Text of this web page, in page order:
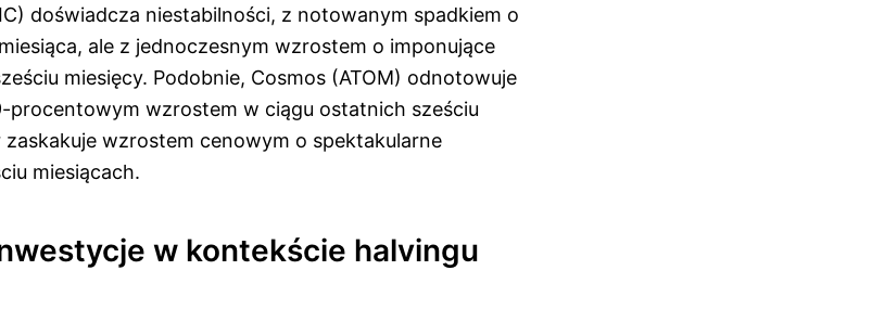
doświadcza niestabilności, z notowanym spadkiem o
ale z jednoczesnym wzrostem o imponujące
miesięcy. Podobnie, Cosmos (ATOM) odnotowuje
procentowym wzrostem w ciągu ostatnich sześciu
wzrostem cenowym o spektakularne
miesiącach.
w kontekście halvingu